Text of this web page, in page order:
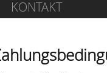
KONTAKT